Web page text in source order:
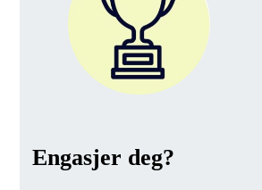
Engasjer deg?